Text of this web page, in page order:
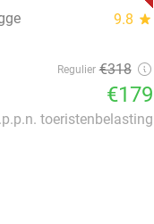
9.8 star
Regulier €318
€179
toeristenbelasting